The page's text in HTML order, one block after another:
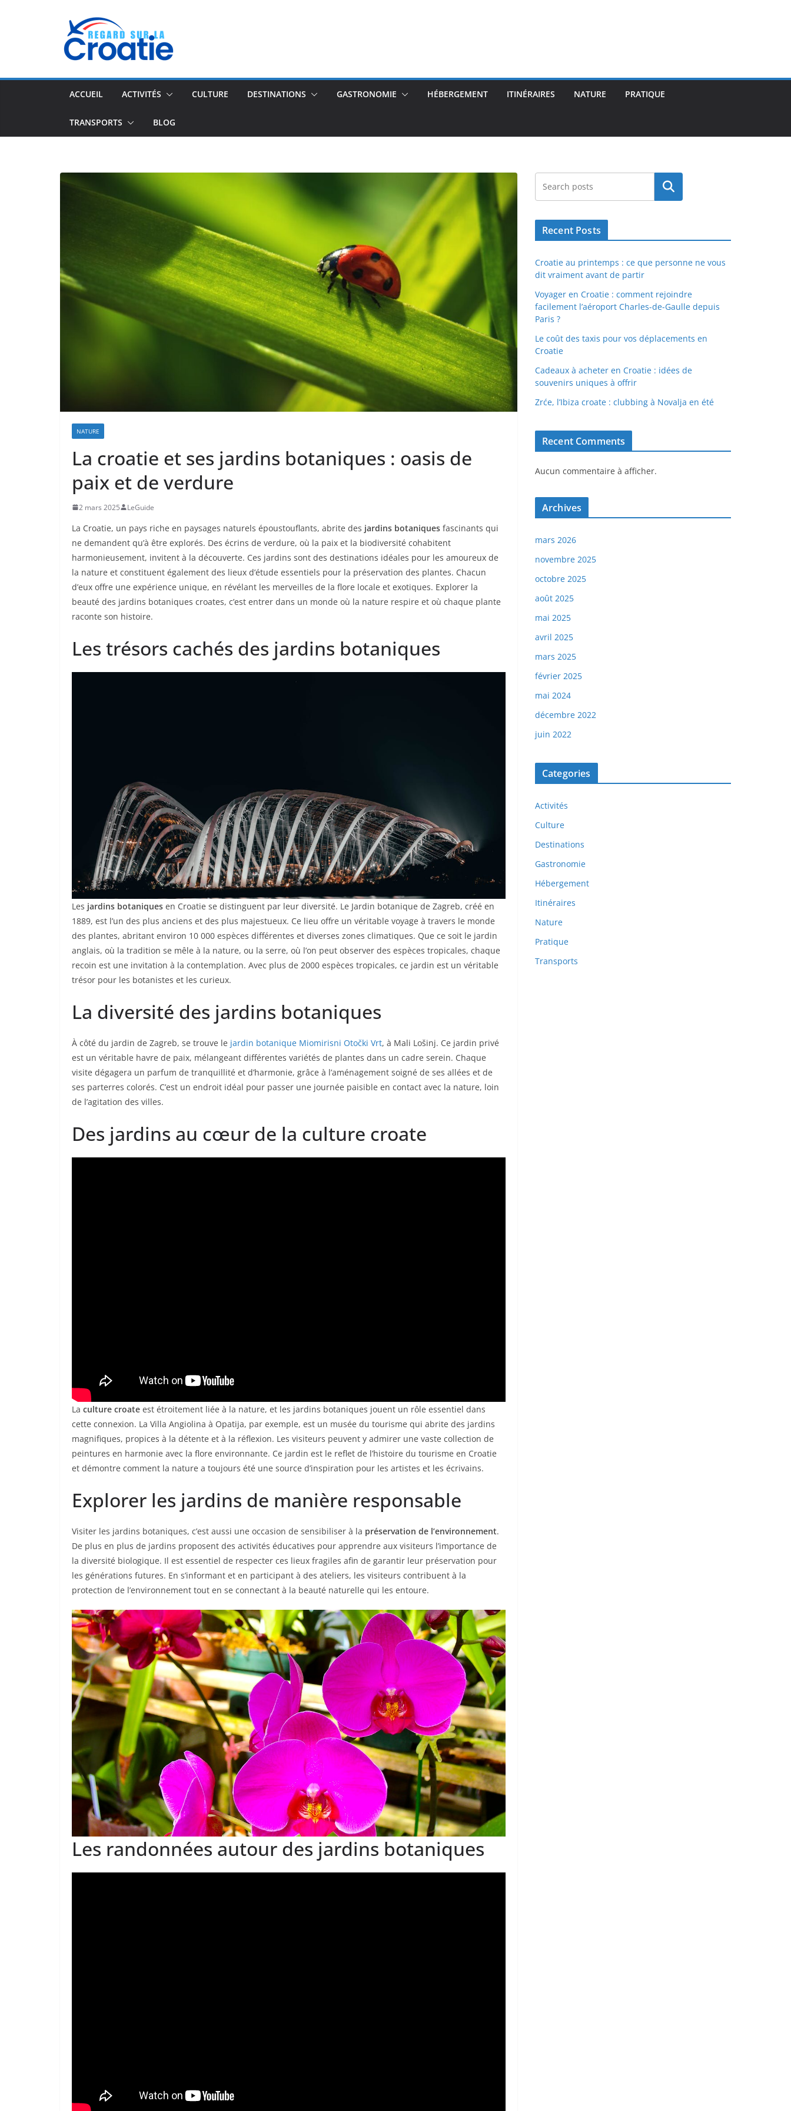
ACCUEIL ACTIVITÉS CULTURE DESTINATIONS GASTRONOMIE HÉBERGEMENT ITINÉRAIRES NATURE PRATIQUE
TRANSPORTS BLOG
NATURE
La croatie et ses jardins botaniques : oasis de
paix et de verdure
2 mars 2025 LeGuide
La Croatie, un pays riche en paysages naturels époustouflants, abrite des jardins botaniques fascinants qui
ne demandent qu’à être explorés. Des écrins de verdure, où la paix et la biodiversité cohabitent
harmonieusement, invitent à la découverte. Ces jardins sont des destinations idéales pour les amoureux de
la nature et constituent également des lieux d’étude essentiels pour la préservation des plantes. Chacun
d’eux offre une expérience unique, en révélant les merveilles de la flore locale et exotiques. Explorer la
beauté des jardins botaniques croates, c’est entrer dans un monde où la nature respire et où chaque plante
raconte son histoire.
Les trésors cachés des jardins botaniques
Les jardins botaniques en Croatie se distinguent par leur diversité. Le Jardin botanique de Zagreb, créé en
1889, est l’un des plus anciens et des plus majestueux. Ce lieu offre un véritable voyage à travers le monde
des plantes, abritant environ 10 000 espèces différentes et diverses zones climatiques. Que ce soit le jardin
anglais, où la tradition se mêle à la nature, ou la serre, où l’on peut observer des espèces tropicales, chaque
recoin est une invitation à la contemplation. Avec plus de 2000 espèces tropicales, ce jardin est un véritable
trésor pour les botanistes et les curieux.
La diversité des jardins botaniques
À côté du jardin de Zagreb, se trouve le jardin botanique Miomirisni Otočki Vrt, à Mali Lošinj. Ce jardin privé
est un véritable havre de paix, mélangeant différentes variétés de plantes dans un cadre serein. Chaque
visite dégagera un parfum de tranquillité et d’harmonie, grâce à l’aménagement soigné de ses allées et de
ses parterres colorés. C’est un endroit idéal pour passer une journée paisible en contact avec la nature, loin
de l’agitation des villes.
Des jardins au cœur de la culture croate
La culture croate est étroitement liée à la nature, et les jardins botaniques jouent un rôle essentiel dans
cette connexion. La Villa Angiolina à Opatija, par exemple, est un musée du tourisme qui abrite des jardins
magnifiques, propices à la détente et à la réflexion. Les visiteurs peuvent y admirer une vaste collection de
peintures en harmonie avec la flore environnante. Ce jardin est le reflet de l’histoire du tourisme en Croatie
et démontre comment la nature a toujours été une source d’inspiration pour les artistes et les écrivains.
Explorer les jardins de manière responsable
Visiter les jardins botaniques, c’est aussi une occasion de sensibiliser à la préservation de l’environnement.
De plus en plus de jardins proposent des activités éducatives pour apprendre aux visiteurs l’importance de
la diversité biologique. Il est essentiel de respecter ces lieux fragiles afin de garantir leur préservation pour
les générations futures. En s’informant et en participant à des ateliers, les visiteurs contribuent à la
protection de l’environnement tout en se connectant à la beauté naturelle qui les entoure.
Les randonnées autour des jardins botaniques
Rechercher
Recent Posts
Croatie au printemps : ce que personne ne vous
dit vraiment avant de partir
Voyager en Croatie : comment rejoindre
facilement l’aéroport Charles-de-Gaulle depuis
Paris ?
Le coût des taxis pour vos déplacements en
Croatie
Cadeaux à acheter en Croatie : idées de
souvenirs uniques à offrir
Zrće, l’Ibiza croate : clubbing à Novalja en été
Recent Comments
Aucun commentaire à afficher.
Archives
mars 2026
novembre 2025
octobre 2025
août 2025
mai 2025
avril 2025
mars 2025
février 2025
mai 2024
décembre 2022
juin 2022
Categories
Activités
Culture
Destinations
Gastronomie
Hébergement
Itinéraires
Nature
Pratique
Transports